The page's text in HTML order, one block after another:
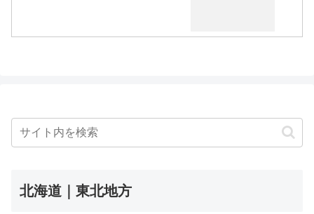
北海道｜東北地方